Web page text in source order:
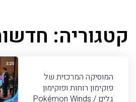
קטגוריה:
המוסיקה המרכזית של
פוקימון רוחות ופוקימון
גלים / Pokémon Winds